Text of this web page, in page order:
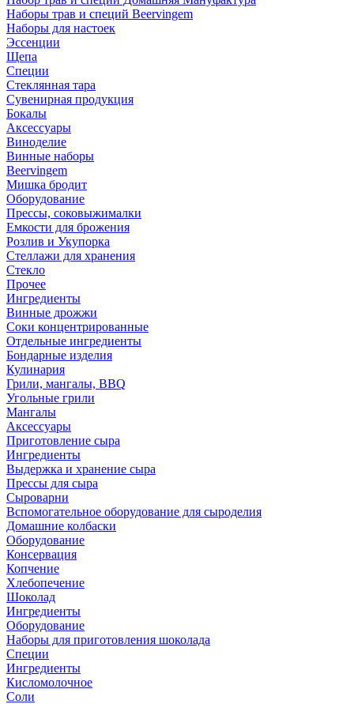
Наборы трав и специй Beervingem
Наборы для настоек
Эссенции
Щепа
Специи
Стеклянная тара
Сувенирная продукция
Бокалы
Аксессуары
Виноделие
Винные наборы
Beervingem
Мишка бродит
Оборудование
Прессы, соковыжималки
Емкости для брожения
Розлив и Укупорка
Стеллажи для хранения
Стекло
Прочее
Ингредиенты
Винные дрожжи
Соки концентрированные
Отдельные ингредиенты
Бондарные изделия
Кулинария
Грили, мангалы, BBQ
Угольные грили
Мангалы
Аксессуары
Приготовление сыра
Ингредиенты
Выдержка и хранение сыра
Прессы для сыра
Сыроварни
Вспомогательное оборудование для сыроделия
Домашние колбаски
Оборудование
Консервация
Копчение
Хлебопечение
Шоколад
Ингредиенты
Оборудование
Наборы для приготовления шоколада
Специи
Ингредиенты
Кисломолочное
Соли